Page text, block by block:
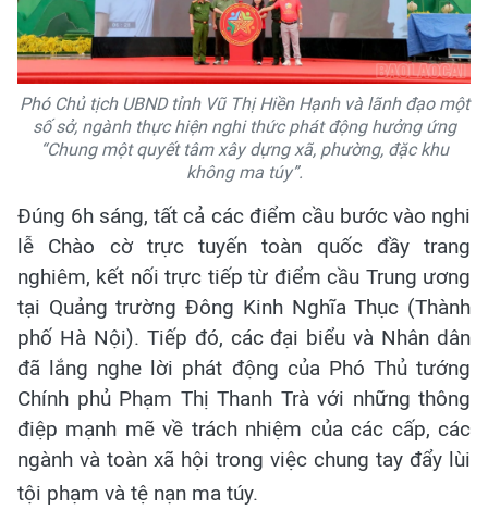
Phó Chủ tịch UBND tỉnh Vũ Thị Hiền Hạnh và lãnh đạo một
số sở, ngành thực hiện nghi thức phát động hưởng ứng
“Chung một quyết tâm xây dựng xã, phường, đặc khu
không ma túy”.
Đúng 6h sáng, tất cả các điểm cầu bước vào nghi
lễ Chào cờ trực tuyến toàn quốc đầy trang
nghiêm, kết nối trực tiếp từ điểm cầu Trung ương
tại Quảng trường Đông Kinh Nghĩa Thục (Thành
phố Hà Nội). Tiếp đó, các đại biểu và Nhân dân
đã lắng nghe lời phát động của Phó Thủ tướng
Chính phủ Phạm Thị Thanh Trà với những thông
điệp mạnh mẽ về trách nhiệm của các cấp, các
ngành và toàn xã hội trong việc chung tay đẩy lùi
tội phạm và tệ nạn ma túy.